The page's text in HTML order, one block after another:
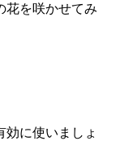
花を咲かせてみ
に使いましょ